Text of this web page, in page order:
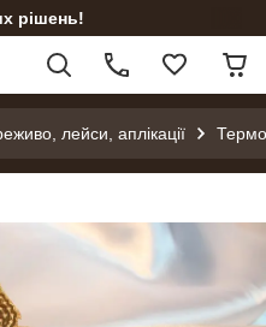
рішень!
лейси, аплікації